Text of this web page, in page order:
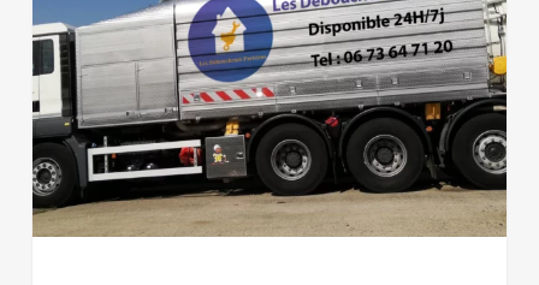
Lovys